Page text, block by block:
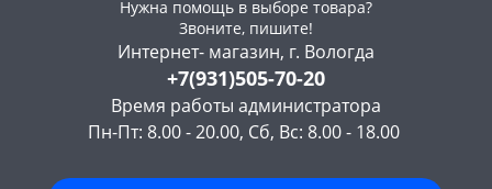
Нужна помощь в выборе товара?
Звоните, пишите!
Интернет- магазин, г. Вологда
+7(931)505-70-20
Время работы администратора
Пн-Пт: 8.00 - 20.00, Сб, Вс: 8.00 - 18.00